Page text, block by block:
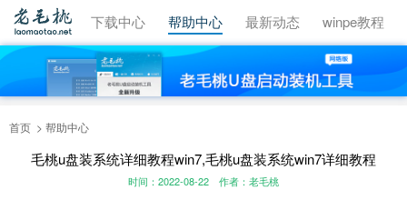
视频教程 下载中心 帮助中心 最新动态 winpe教程
首页 帮助中心
毛桃u盘装系统详细教程win7,毛桃u盘装系统win7详细教程
时间：2022-08-22 作者：老毛桃